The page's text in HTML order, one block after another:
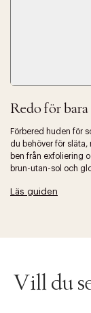
Redo för bara
Förbered huden för
du behöver för släta,
ben från exfoliering
brun-utan-sol och
Läs guiden
Tidigare
Vill du